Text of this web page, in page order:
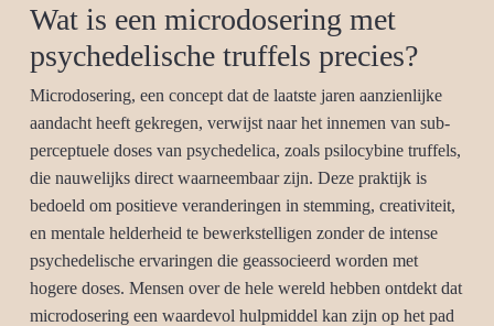
Wat is een microdosering met
psychedelische truffels precies?
Microdosering, een concept dat de laatste jaren aanzienlijke
aandacht heeft gekregen, verwijst naar het innemen van sub-
perceptuele doses van psychedelica, zoals psilocybine truffels,
die nauwelijks direct waarneembaar zijn. Deze praktijk is
bedoeld om positieve veranderingen in stemming, creativiteit,
en mentale helderheid te bewerkstelligen zonder de intense
psychedelische ervaringen die geassocieerd worden met
hogere doses. Mensen over de hele wereld hebben ontdekt dat
microdosering een waardevol hulpmiddel kan zijn op het pad